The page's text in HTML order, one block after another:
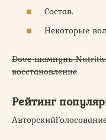
Состав.
Некоторые
Dove шампунь
восстановление
Рейтинг